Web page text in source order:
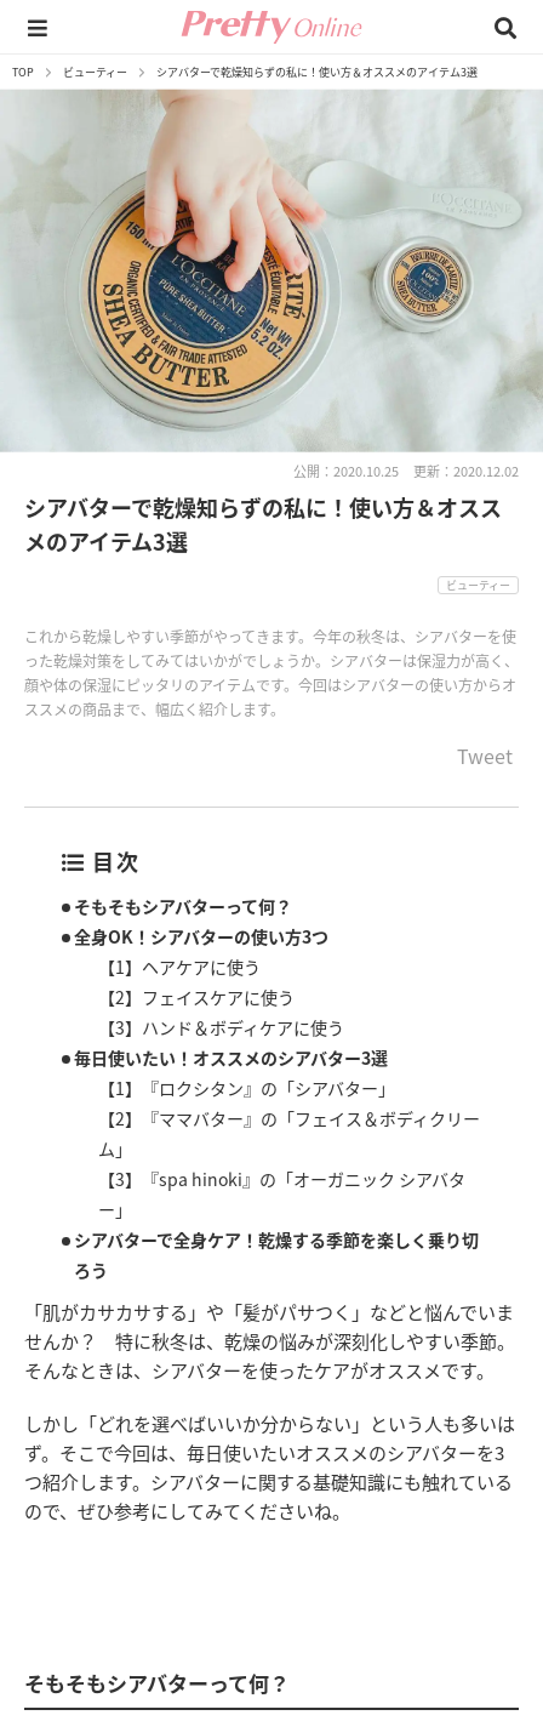
TOP ビューティー シアバターで乾燥知らずの私に！使い方＆オススメのアイテム3選
公開：2020.10.25 更新：2020.12.02
シアバターで乾燥知らずの私に！使い方＆オスス
メのアイテム3選
ビューティー
これから乾燥しやすい季節がやってきます。今年の秋冬は、シアバターを使
った乾燥対策をしてみてはいかがでしょうか。シアバターは保湿力が高く、
顔や体の保湿にピッタリのアイテムです。今回はシアバターの使い方からオ
ススメの商品まで、幅広く紹介します。
Tweet
目次
そもそもシアバターって何？
全身OK！シアバターの使い方3つ
【1】ヘアケアに使う
【2】フェイスケアに使う
【3】ハンド＆ボディケアに使う
毎日使いたい！オススメのシアバター3選
【1】『ロクシタン』の「シアバター」
【2】『ママバター』の「フェイス＆ボディクリー
ム」
【3】『spa hinoki』の「オーガニック シアバタ
ー」
シアバターで全身ケア！乾燥する季節を楽しく乗り切
ろう
「肌がカサカサする」や「髪がパサつく」などと悩んでいま
せんか？ 特に秋冬は、乾燥の悩みが深刻化しやすい季節。
そんなときは、シアバターを使ったケアがオススメです。
しかし「どれを選べばいいか分からない」という人も多いは
ず。そこで今回は、毎日使いたいオススメのシアバターを3
つ紹介します。シアバターに関する基礎知識にも触れている
ので、ぜひ参考にしてみてくださいね。
そもそもシアバターって何？